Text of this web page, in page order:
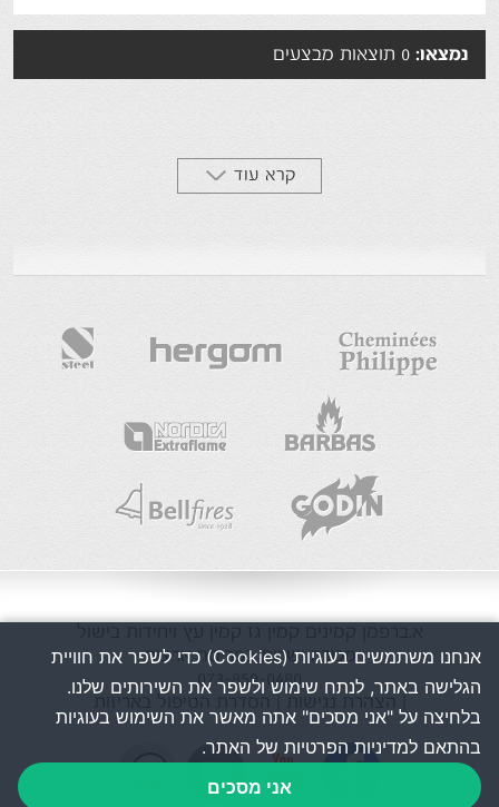
נמצאו:
קרא עוד
מכירה ושרות בפריסה ארצית
073-850-0480
| הצהרת נגישות
אנחנו משתמשים בעוגיות (Cookies) כדי לשפר את חוויית
הגלישה באתר, לנתח שימוש ולשפר את השירותים שלנו.
בלחיצה על "אני מסכים" אתה מאשר את השימוש בעוגיות
בהתאם למדיניות הפרטיות של האתר.
אני מסכים